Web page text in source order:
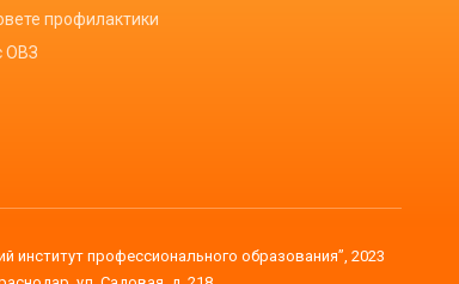
профилактики
ОВЗ
институт профессионального образования”, 2023